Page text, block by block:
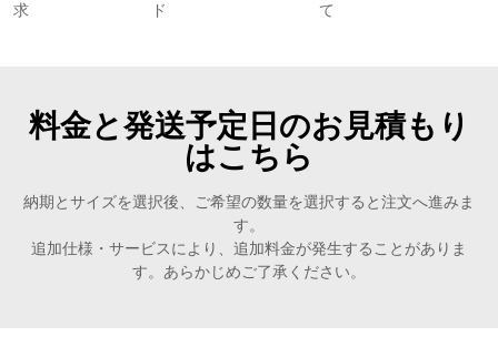
求
ド
て
料金と発送予定日のお見積もり
はこちら
納期とサイズを選択後、ご希望の数量を選択すると注文へ進みま
す。
追加仕様・サービスにより、追加料金が発生することがありま
す。あらかじめご了承ください。